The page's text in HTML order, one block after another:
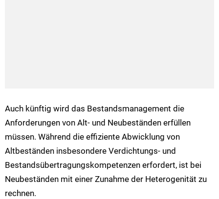
Auch künftig wird das Bestandsmanagement die
Anforderungen von Alt- und Neubeständen erfüllen
müssen. Während die effiziente Abwicklung von
Altbeständen insbesondere Verdichtungs- und
Bestandsübertragungskompetenzen erfordert, ist bei
Neubeständen mit einer Zunahme der Heterogenität zu
rechnen.